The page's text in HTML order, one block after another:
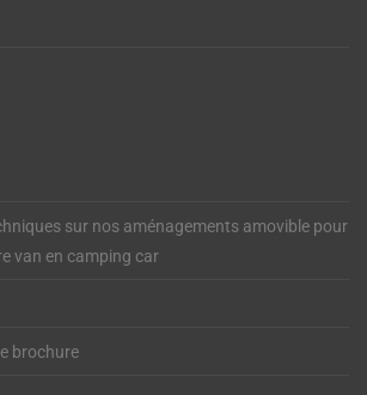
sur nos aménagements amovible pour
van en camping car
brochure